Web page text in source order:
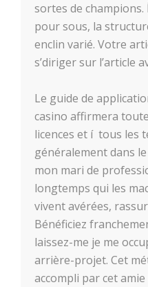
sortes de
pour sous, la
enclin varié. Votre
s’diriger sur l’article
Le guide de
casino affirmera
licences et í tous les
généralement dans
mon mari de
longtemps qui les
vivent avérées,
Bénéficiez
laissez-me je me
arrière-projet. Cet
accompli par cet